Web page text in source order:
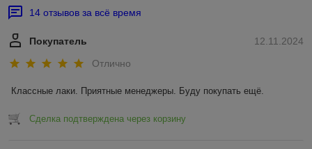
14 отзывов за всё время
12.11.2024
Покупатель
Отлично
Классные лаки. Приятные менеджеры. Буду покупать ещё.
Сделка подтверждена через корзину